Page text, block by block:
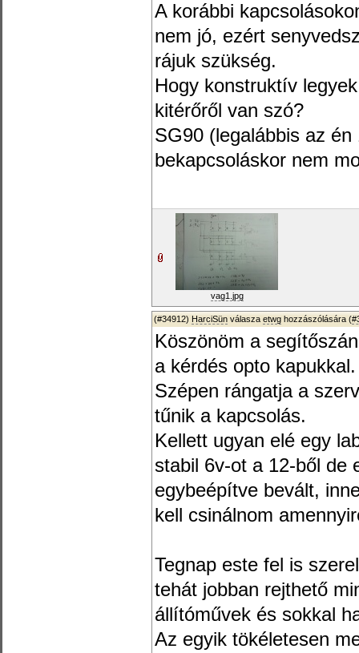
A korábbi
nem jó, ezért
rájuk szükség.
Hogy konstruktív
kitérőről van szó?
SG90 (legalábbis az
bekapcsoláskor nem
vag1.jpg
(#34912) HarciSün válasza etwg hozzászólására (
Köszönöm a
a kérdés opto kapukkal.
Szépen rángatja a
tűnik a kapcsolás.
Kellett ugyan elé egy
stabil 6v-ot a 12-ből de
egybeépítve bevált,
kell csinálnom
Tegnap este fel is
tehát jobban rejthető
állítóművek és sokkal
Az egyik tökéletesen